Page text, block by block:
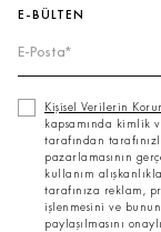
E-BÜLTEN
Kişisel Verilerin
kapsamında kimlik
tarafından
pazarlamasının
kullanım
tarafınıza reklam,
işlenmesini ve
paylaşılmasını